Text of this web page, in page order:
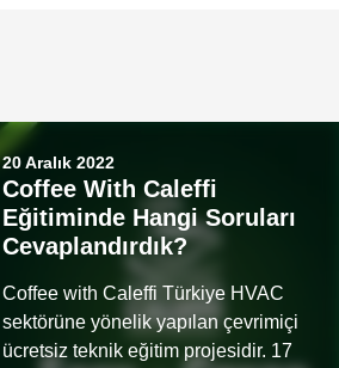
20 Aralık 2022
Coffee With Caleffi
Eğitiminde Hangi Soruları
Cevaplandırdık?
Coffee with Caleffi Türkiye HVAC
sektörüne yönelik yapılan çevrimiçi
ücretsiz teknik eğitim projesidir. 17